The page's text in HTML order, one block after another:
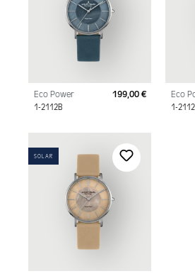
Eco Power
1-2112B
Regulärer
199,00 € Eco
1-
SOLAR